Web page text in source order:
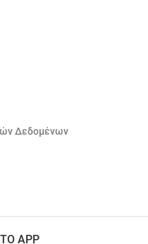
Δεδομένων
APP